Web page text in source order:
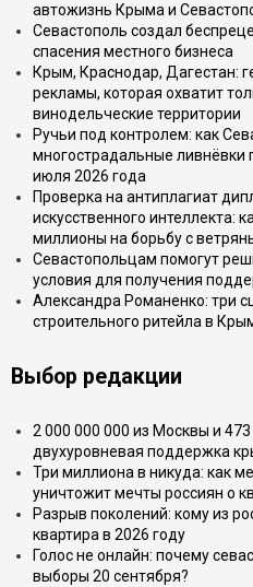
автожизнь Крыма и
Севастополь создал
спасения местного бизнеса
Крым, Краснодар, Дагестан:
рекламы, которая охватит
винодельческие территории
Ручьи под контролем: как
многострадальные ливнёвки
июля 2026 года
Проверка на антиплагиат
искусственного интеллекта:
миллионы на борьбу с
Севастопольцам помогут
условия для получения
Александра Романенко: три
строительного ритейла в
Выбор редакции
2 000 000 000 из Москвы и
двухуровневая поддержка
Три миллиона в никуда: как
уничтожит мечты россиян о
Разрыв поколений: кому из
квартира в 2026 году
Голос не онлайн: почему
выборы 20 сентября?